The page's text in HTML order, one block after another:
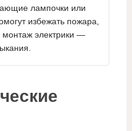
лампочки или
избежать пожара,
электрики —